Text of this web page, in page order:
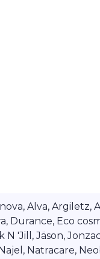
Alva, Argiletz,
Durance, Eco
'Jill, Jäson,
Natracare,